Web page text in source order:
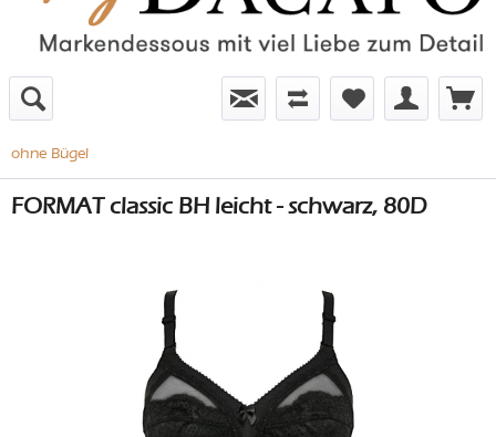
ohne Bügel
FORMAT classic BH leicht - schwarz, 80D